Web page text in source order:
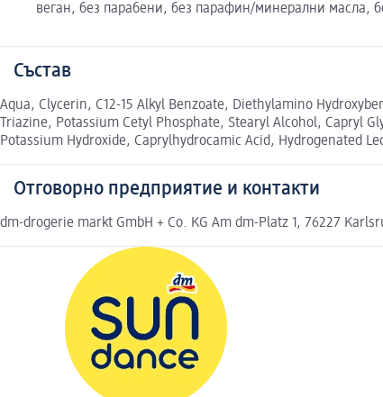
веган, без парабени, без парафин/минерални масла,
Състав
Aqua, Clycerin, C12-15 Alkyl Benzoate, Diethylamino
Triazine, Potassium Cetyl Phosphate, Stearyl Alcohol, Capryl
Potassium Hydroxide, Caprylhydrocamic Acid, Hydrogenated
Отговорно предприятие и контакти
dm-drogerie markt GmbH + Co. KG Am dm-Platz 1, 76227